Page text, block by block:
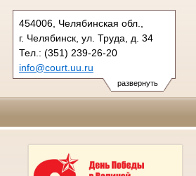
развернуть
454006, Челябинская обл.,
г. Челябинск, ул. Труда, д. 34
Тел.: (351) 239-26-20
info@court.uu.ru
chel_os@court.uu.ru